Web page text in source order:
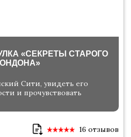
«СЕКРЕТЫ СТАРОГО
Сити, увидеть его
и прочувствовать
16 отзывов